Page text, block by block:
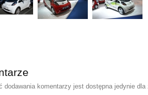
dodawania komentarzy jest dostępna jedynie